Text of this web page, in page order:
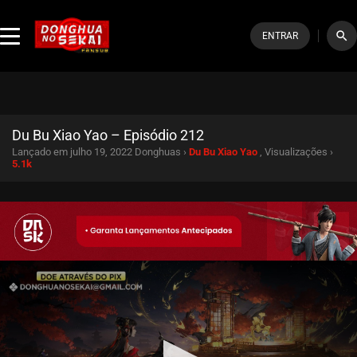
ENTRAR search
Du Bu Xiao Yao – Episódio 212
Lançado em julho 19, 2022 Donghuas › Du Bu Xiao Yao , Visualizações ›
5.1k